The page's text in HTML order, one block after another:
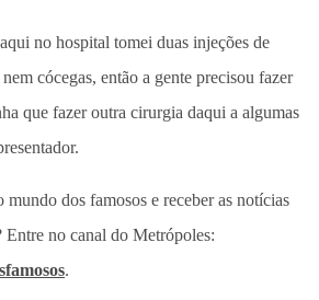
no hospital tomei duas injeções de
cócegas, então a gente precisou fazer
que fazer outra cirurgia daqui a algumas
dos famosos e receber as notícias
Entre no canal do Metrópoles:
.